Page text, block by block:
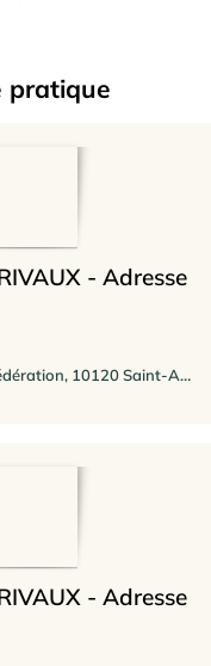
pratique
- Adresse
2 Rue De La Fédération, 10120 Saint-André-les-Vergers, France
- Adresse